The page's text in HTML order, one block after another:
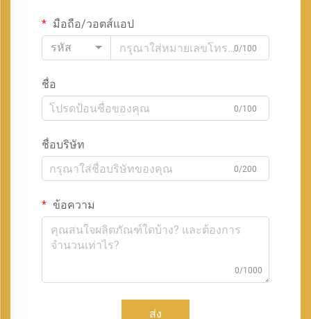
มือถือ/วอตส์แอป
รหัส
0/100
ชื่อ
0/100
ชื่อบริษัท
0/200
ข้อความ
0/1000
ส่ง